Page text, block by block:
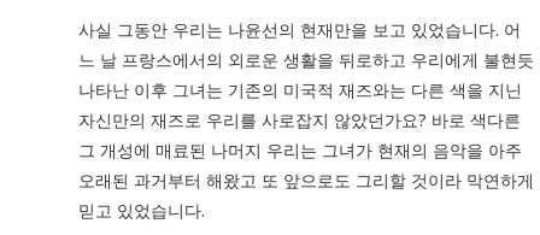
사실 그동안 우리는 나윤선의 현재만을 보고 있었습니다. 어
느 날 프랑스에서의 외로운 생활을 뒤로하고 우리에게 불현듯
나타난 이후 그녀는 기존의 미국적 재즈와는 다른 색을 지닌
자신만의 재즈로 우리를 사로잡지 않았던가요? 바로 색다른
그 개성에 매료된 나머지 우리는 그녀가 현재의 음악을 아주
오래된 과거부터 해왔고 또 앞으로도 그리할 것이라 막연하게
믿고 있었습니다.